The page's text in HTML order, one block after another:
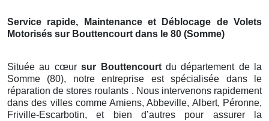
Service rapide, Maintenance et Déblocage de Volets
Motorisés sur Bouttencourt dans le 80 (Somme)
Située au cœursur Bouttencourt du département de la
Somme (80), notre entreprise est spécialisée dans le
réparation de stores roulants . Nous intervenons rapidement
dans des villes comme Amiens, Abbeville, Albert, Péronne,
Friville-Escarbotin, et bien d’autres pour assurer la